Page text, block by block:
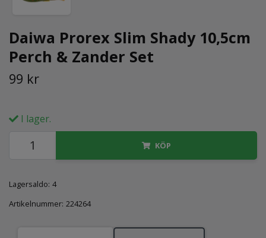
Daiwa Prorex Slim Shady 10,5cm
Perch & Zander Set
99 kr
I lager.
KÖP
Lagersaldo: 4
Artikelnummer: 224264